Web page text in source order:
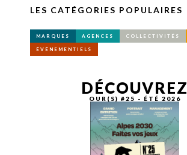
LES CATÉGORIES POPULAIRES
MARQUES AGENCES COLLECTIVITÉS
ÉVÉNEMENTIELS
DÉCOUVREZ
OUR(S) #25 - ÉTÉ 2026